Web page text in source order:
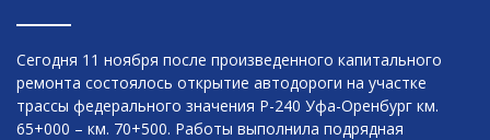
Сегодня 11 ноября после произведенного капитального
ремонта состоялось открытие автодороги на участке
трассы федерального значения Р-240 Уфа-Оренбург км.
65+000 – км. 70+500. Работы выполнила подрядная